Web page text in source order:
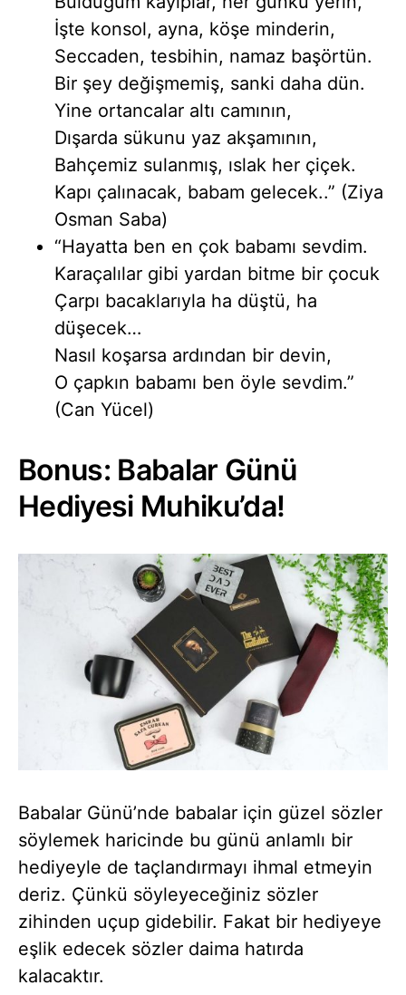
İşte konsol, ayna, köşe minderin,
Seccaden, tesbihin, namaz başörtün.
Bir şey değişmemiş, sanki daha dün.
Yine ortancalar altı camının,
Dışarda sükunu yaz akşamının,
Bahçemiz sulanmış, ıslak her çiçek.
Kapı çalınacak, babam gelecek..” (Ziya
Osman Saba)
“Hayatta ben en çok babamı sevdim.
Karaçalılar gibi yardan bitme bir çocuk
Çarpı bacaklarıyla ha düştü, ha
düşecek…
Nasıl koşarsa ardından bir devin,
O çapkın babamı ben öyle sevdim.”
(Can Yücel)
Bonus: Babalar Günü
Hediyesi Muhiku’da!
Babalar Günü’nde babalar için güzel sözler
söylemek haricinde bu günü anlamlı bir
hediyeyle de taçlandırmayı ihmal etmeyin
deriz. Çünkü söyleyeceğiniz sözler
zihinden uçup gidebilir. Fakat bir hediyeye
eşlik edecek sözler daima hatırda
kalacaktır.